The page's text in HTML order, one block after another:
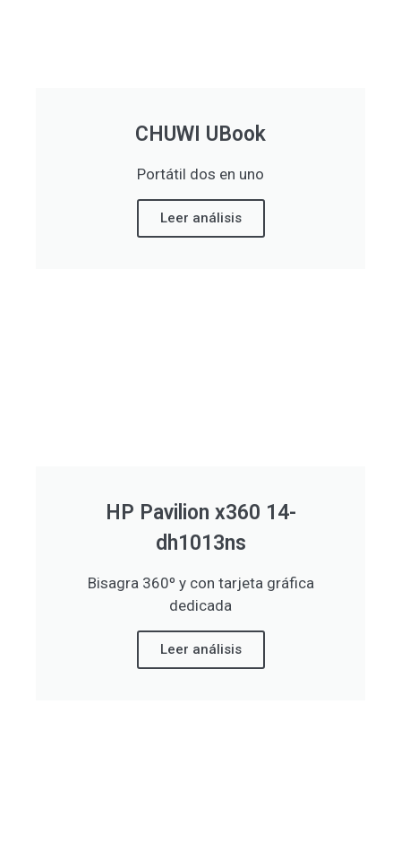
CHUWI UBook
Portátil dos en uno
Leer análisis
HP Pavilion x360 14-
dh1013ns
Bisagra 360º y con tarjeta gráfica
dedicada
Leer análisis